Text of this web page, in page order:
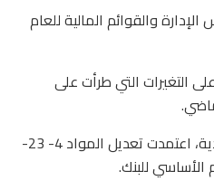
والقوائم المالية للعام
التغيرات التي طرأت على
وعلى صعيد العمومية غير العادية، اعتمدت تعديل المواد 4- 23-